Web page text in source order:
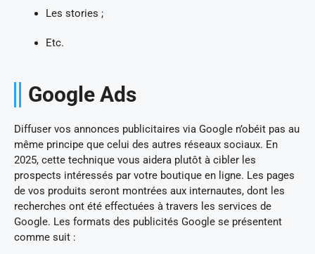
Les stories ;
Etc.
Google Ads
Diffuser vos annonces publicitaires via Google n’obéit pas au
même principe que celui des autres réseaux sociaux. En
2025, cette technique vous aidera plutôt à cibler les
prospects intéressés par votre boutique en ligne. Les pages
de vos produits seront montrées aux internautes, dont les
recherches ont été effectuées à travers les services de
Google. Les formats des publicités Google se présentent
comme suit :